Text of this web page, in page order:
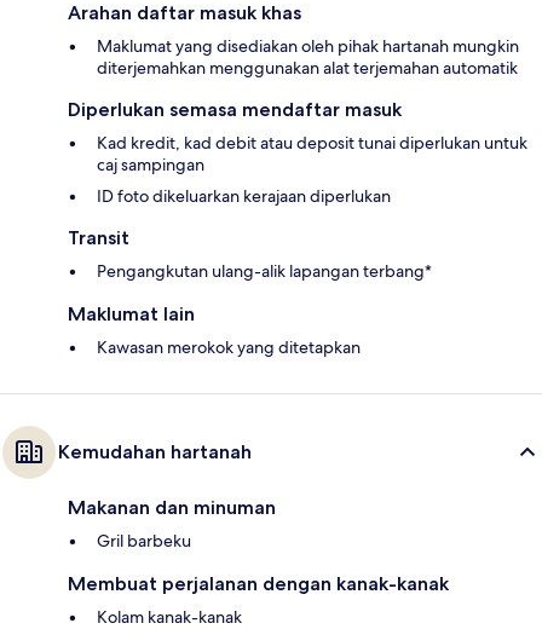
Arahan daftar masuk khas
Maklumat yang disediakan oleh pihak hartanah mungkin
diterjemahkan menggunakan alat terjemahan automatik
Diperlukan semasa mendaftar masuk
Kad kredit, kad debit atau deposit tunai diperlukan untuk
caj sampingan
ID foto dikeluarkan kerajaan diperlukan
Transit
Pengangkutan ulang-alik lapangan terbang*
Maklumat lain
Kawasan merokok yang ditetapkan
Kemudahan hartanah
Makanan dan minuman
Gril barbeku
Membuat perjalanan dengan kanak-kanak
Kolam kanak-kanak